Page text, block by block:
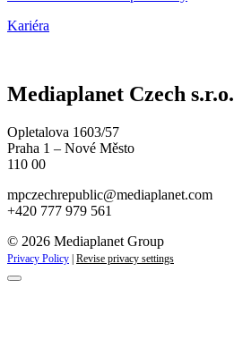
Kariéra
Mediaplanet Czech s.r.o.
Opletalova 1603/57
Praha 1 – Nové Město
110 00
mpczechrepublic@mediaplanet.com
+420 777 979 561
© 2026 Mediaplanet Group
Privacy Policy | Revise privacy settings